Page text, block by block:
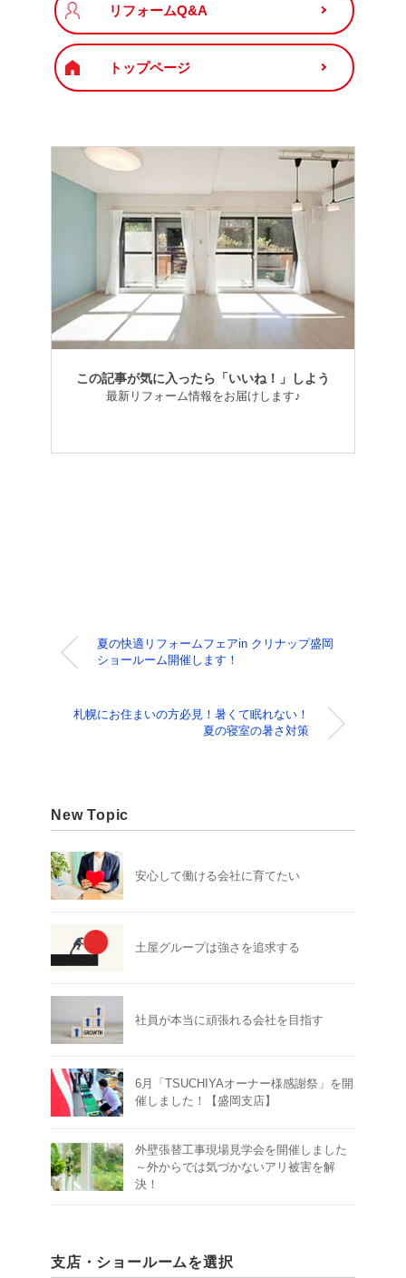
リフォームQ&A
トップページ
この記事が気に入ったら「いいね！」しよう
最新リフォーム情報をお届けします♪
夏の快適リフォームフェアin クリナップ盛岡
ショールーム開催します！
札幌にお住まいの方必見！暑くて眠れない！
夏の寝室の暑さ対策
New Topic
安心して働ける会社に育てたい
土屋グループは強さを追求する
社員が本当に頑張れる会社を目指す
6月「TSUCHIYAオーナー様感謝祭」を開
催しました！【盛岡支店】
外壁張替工事現場見学会を開催しました
～外からでは気づかないアリ被害を解
決！
支店・ショールームを選択